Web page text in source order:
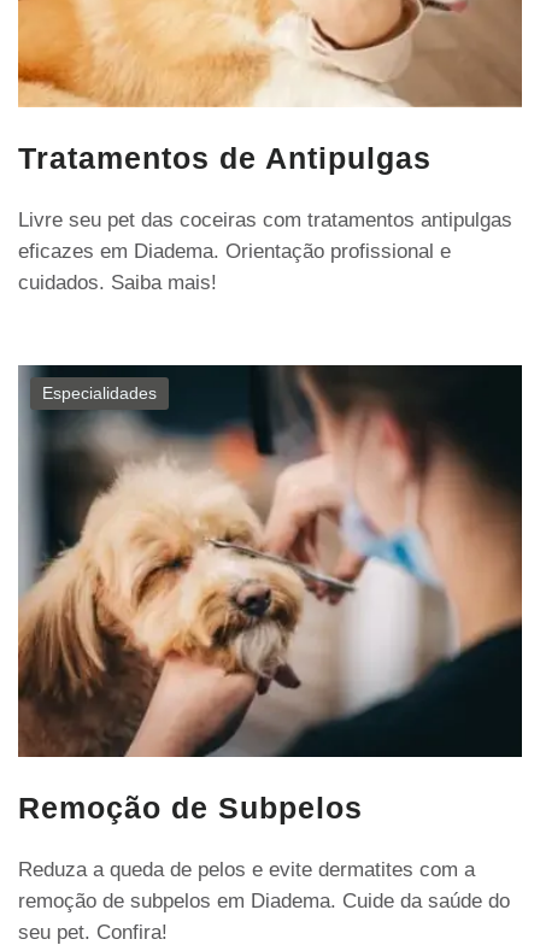
Tratamentos de Antipulgas
Livre seu pet das coceiras com tratamentos antipulgas
eficazes em Diadema. Orientação profissional e
cuidados. Saiba mais!
Especialidades
Remoção de Subpelos
Reduza a queda de pelos e evite dermatites com a
remoção de subpelos em Diadema. Cuide da saúde do
seu pet. Confira!